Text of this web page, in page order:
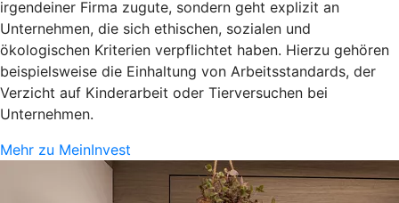
irgendeiner Firma zugute, sondern geht explizit an
Unternehmen, die sich ethischen, sozialen und
ökologischen Kriterien verpflichtet haben. Hierzu gehören
beispielsweise die Einhaltung von Arbeitsstandards, der
Verzicht auf Kinderarbeit oder Tierversuchen bei
Unternehmen.
Mehr zu MeinInvest